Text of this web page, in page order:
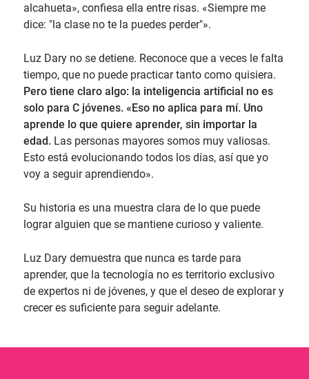
alcahueta», confiesa ella entre risas. «Siempre me
dice: "la clase no te la puedes perder"».
Luz Dary no se detiene. Reconoce que a veces le falta
tiempo, que no puede practicar tanto como quisiera.
Pero tiene claro algo: la inteligencia artificial no es
solo para C jóvenes. «Eso no aplica para mí. Uno
aprende lo que quiere aprender, sin importar la
edad.Las personas mayores somos muy valiosas.
Esto está evolucionando todos los días, así que yo
voy a seguir aprendiendo».
Su historia es una muestra clara de lo que puede
lograr alguien que se mantiene curioso y valiente.
Luz Dary demuestra que nunca es tarde para
aprender, que la tecnología no es territorio exclusivo
de expertos ni de jóvenes, y que el deseo de explorar y
crecer es suficiente para seguir adelante.